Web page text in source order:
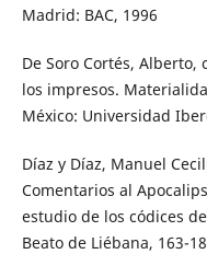
Madrid: BAC, 1996
De Soro Cortés,
los impresos.
México: Universidad
Díaz y Díaz, Manuel
Comentarios al
estudio de los códices
Beato de Liébana, 163-